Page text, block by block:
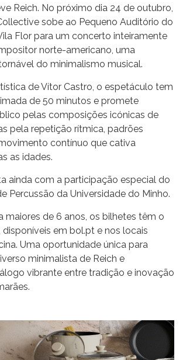
Reich. No próximo dia 24 de outubro,
sobe ao Pequeno Auditório do
Flor para um concerto inteiramente
norte-americano, uma
do minimalismo musical.
de Vítor Castro, o espetáculo tem
de 50 minutos e promete
pelas composições icónicas de
pela repetição rítmica, padrões
contínuo que cativa
as idades.
ainda com a participação especial do
Percussão da Universidade do Minho.
maiores de 6 anos, os bilhetes têm o
disponíveis em bol.pt e nos locais
Uma oportunidade única para
minimalista de Reich e
vibrante entre tradição e inovação